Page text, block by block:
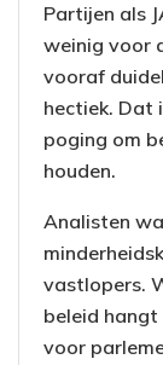
Partijen als
weinig voor
vooraf
hectiek. Dat
poging om
houden.
Analisten
vastlopers.
beleid
voor